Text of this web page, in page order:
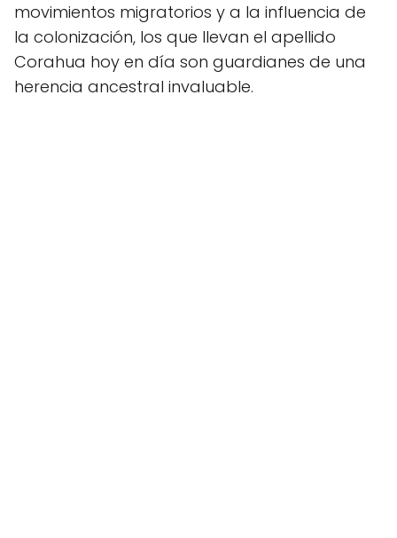
movimientos migratorios y a la influencia de
la colonización, los que llevan el apellido
Corahua hoy en día son guardianes de una
herencia ancestral invaluable.